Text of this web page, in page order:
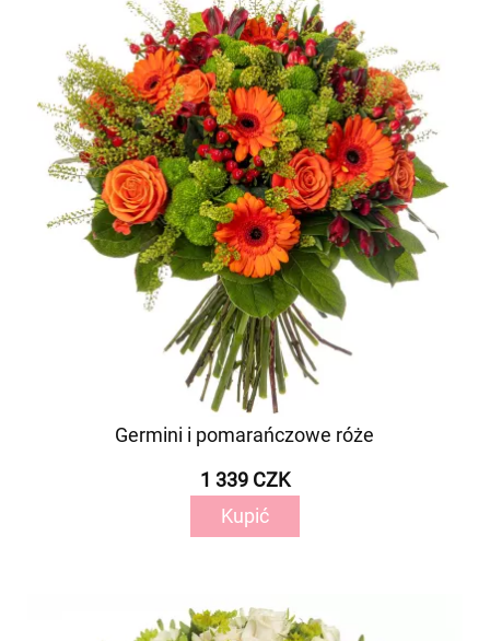
Germini i pomarańczowe róże
1 339 CZK
Kupić